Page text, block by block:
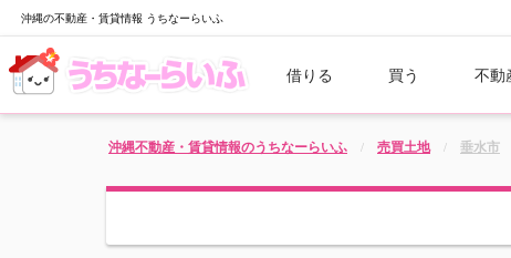
沖縄の不動産・賃貸情報 うちなーらいふ
借りる 買う 不動
沖縄不動産・賃貸情報のうちなーらいふ 売買土地 垂水市